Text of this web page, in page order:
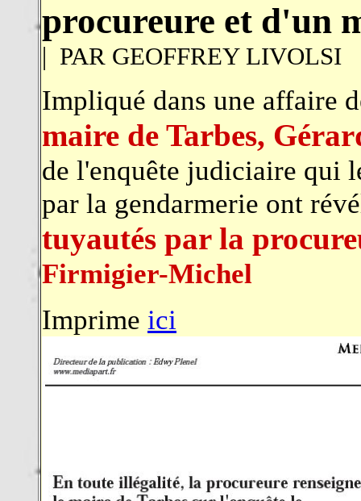
procureure et d'un
| PAR GEOFFREY LIVOLSI
Impliqué dans une affaire
maire de Tarbes,
de l'enquête judiciaire qui
par la gendarmerie ont
tuyautés par la
Firmigier-Michel
Imprime ici